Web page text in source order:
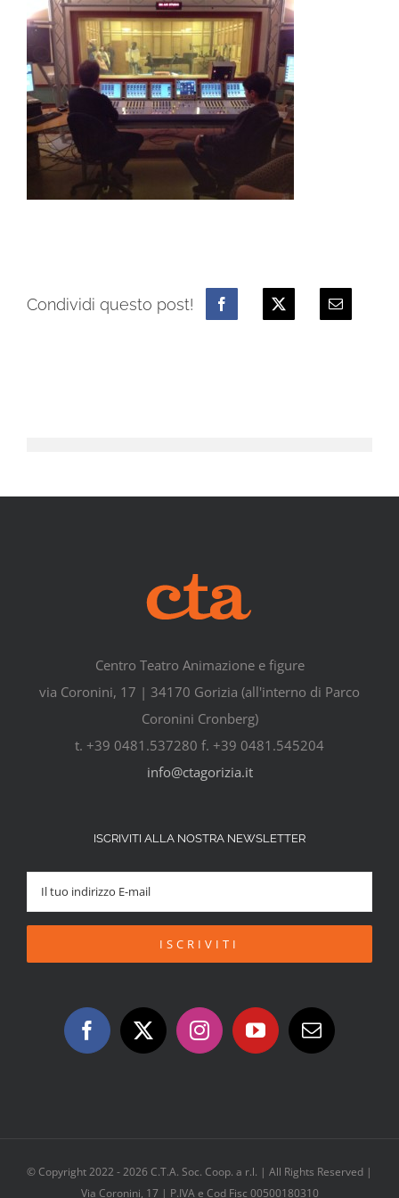
Condividi questo post!
Centro Teatro Animazione e figure
via Coronini, 17 | 34170 Gorizia (all'interno di Parco
Coronini Cronberg)
t. +39 0481.537280 f. +39 0481.545204
info@ctagorizia.it
ISCRIVITI ALLA NOSTRA NEWSLETTER
© Copyright 2022 -2026 C.T.A. Soc. Coop. a r.l. | All Rights Reserved |
Via Coronini, 17 | P.IVA e Cod Fisc 00500180310